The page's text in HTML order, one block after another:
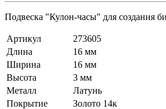
Подвеска "Кулон-часы" для создания
Артикул
273605
Длина
16 мм
Ширина
16 мм
Высота
3 мм
Металл
Латунь
Покрытие
Золото 14к